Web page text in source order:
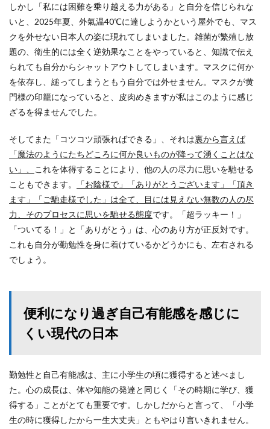
しかし「私には困難を乗り越える力がある」と自分を信じられな
いと、2025年夏、外氣温40℃に達しようかという屋外でも、マス
クを外せない日本人の姿に現れてしまいました。雑菌が繁殖し放
題の、衛生的には全く逆効果なことをやっていると、知識で伝え
られても自分からシャットアウトしてしまいます。マスクに何か
を依存し、縋ってしまうともう自分では外せません。マスクが黄
門様の印籠になっていると、皮肉めきますが私はこのように感じ
ざるを得ませんでした。
そしてまた「コツコツ頑張ればできる」、それは裏から言えば
「魔法のようにたちどころに何か良いものが降って湧くことはな
い」、
これを体得することにより、他の人の尽力に思いを馳せる
こともできます。
「お陰様で」「ありがとうございます」「頂き
ます」「ご馳走様でした」は全て、目には見えない無数の人の尽
力、そのプロセスに思いを馳せる態度です。「超ラッキー！」
「ついてる！」と「ありがとう」は、心のあり方が正反対です。
これも自分が勤勉性を身に着けているかどうかにも、左右される
でしょう。
便利になり過ぎ自己有能感を感じに
くい現代の日本
勤勉性と自己有能感は、主に小学生の頃に獲得すると述べまし
た。心の成長は、体や知能の発達と同じく「その時期に学び、獲
得する」ことがとても重要です。しかしだからと言って、「小学
生の時に獲得したから一生大丈夫」ともやはり言いきれません。